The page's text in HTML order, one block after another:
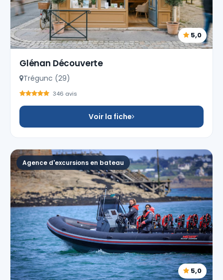
5,0
Glénan Découverte
Trégunc (29)
346 avis
Voir la fiche
Agence d'excursions en bateau
5,0